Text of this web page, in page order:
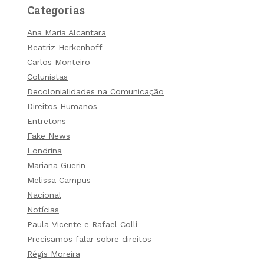
Categorias
Ana Maria Alcantara
Beatriz Herkenhoff
Carlos Monteiro
Colunistas
Decolonialidades na Comunicação
Direitos Humanos
Entretons
Fake News
Londrina
Mariana Guerin
Melissa Campus
Nacional
Notícias
Paula Vicente e Rafael Colli
Precisamos falar sobre direitos
Régis Moreira